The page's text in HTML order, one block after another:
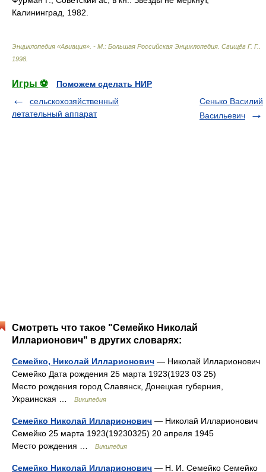
Калининград, 1982.
Энциклопедия «Авиация». - М.: Большая Российская Энциклопедия Свищёв Г. Г.
1998
Игры ⚽
Поможем сделать НИР
сельскохозяйственный
летательный аппарат
Сенько Василий
Васильевич
Смотреть что такое "Семейко Николай
Илларионович" в других словарях:
Семейко, Николай Илларионович — Николай Илларионович
Семейко Дата рождения 25 марта 1923(1923 03 25)
Место рождения город Славянск, Донецкая губерния,
Украинская …
Википедия
Семейко Николай Илларионович — Николай Илларионович
Семейко 25 марта 1923(19230325) 20 апреля 1945
Место рождения …
Википедия
Семейко Николай Илларионович — Н. И. Семейко Семейко